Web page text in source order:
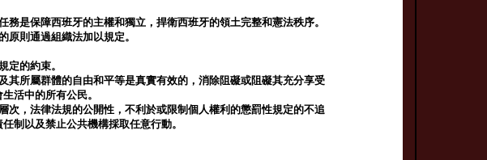
務是保障西班牙的主權和獨立，捍衛西班牙的領土完整和憲法秩序。
原則通過組織法加以規定。
定的約束。
其所屬群體的自由和平等是真實有效的，消除阻礙或阻礙其充分享受
活中的所有公民。
次，法律法規的公開性，不利於或限制個人權利的懲罰性規定的不追
制以及禁止公共機構採取任意行動。